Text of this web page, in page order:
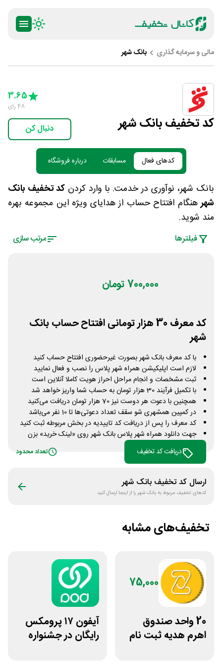
مالی و سرمایه گذاری بانک شهر
کد تخفیف بانک شهر
3 Stars
4 Stars
5 Stars
3.65
48 رای
دنبال کن
کدهای فعال مسابقات درباره فروشگاه
بانک شهر، نوآوری در خدمت. با وارد کردن کد تخفیف بانک
شهرهنگام افتتاح حساب از هدایای ویژه این مجموعه بهره
مند شوید.
فیلتر‌ها مرتب سازی
700,000 تومان
کد معرف 30 هزار تومانی افتتاح حساب بانک
شهر
با کد معرف بانک شهر بصورت غیرحضوری افتتاح حساب کنید
لازم است اپلیکیشن همراه شهر پلاس را نصب و فعال نمایید
ثبت مشخصات و انجام مراحل احراز هویت کاملا آنلاین است
با تکمیل فرآیند 30 هزار تومان به حساب شما واریز خواهد شد
همچنین با دعوت هر دوست نیز 70 هزار تومان دریافت می‌کنید
در کمپین همشهری شو سقف تعداد دعوتی‌ها تا 10 نفر می‌باشد
کد معرف را پس از دریافت کد تاییدیه در بخش مربوطه ثبت کنید
جهت دانلود همراه شهر پلاس بانک شهر روی «لینک خرید» بزن
دریافت کد تخفیف
تعداد محدود
ارسال کد تخفیف بانک شهر
کدهای تخفیف مربوط بهبانک شهررا از اینجا ارسال کنید
تخفیف‌های مشابه
75,000
20 واحد صندوق
اهرم هدیه ثبت نام
آیفون ۱۷ پرومکس
رایگان در جشنواره